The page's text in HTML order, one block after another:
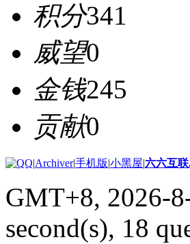
积分341
威望0
金钱245
贡献0
|Archiver|手机版|小黑屋|六六互
GMT+8, 2026-
second(s), 18